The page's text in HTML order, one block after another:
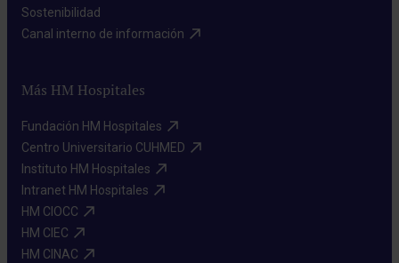
Sostenibilidad​
Canal interno de información​
Más HM Hospitales
Fundación HM Hospitales​
Centro Universitario CUHMED​
Instituto HM Hospitales​
Intranet HM Hospitales​
HM CIOCC​
HM CIEC​
HM CINAC​